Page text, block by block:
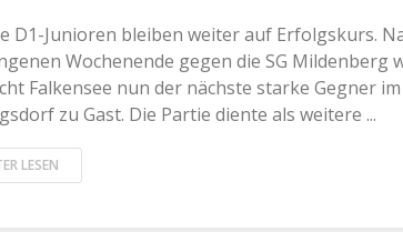
D1-Junioren bleiben weiter auf Erfolgskurs.
Wochenende gegen die SG Mildenberg
Falkensee nun der nächste starke Gegner
zu Gast. Die Partie diente als weitere ...
LESEN